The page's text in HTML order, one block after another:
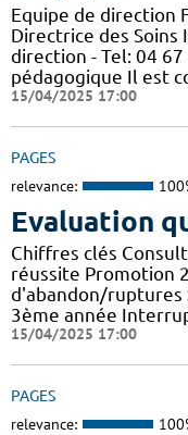
Equipe de direction
Directrice des Soins
direction - Tel: 04
pédagogique Il est
15/04/2025 17:00
PAGES
relevance:
Evaluation
Chiffres clés
réussite Promotion
d'abandon/ruptures
3ème année
15/04/2025 17:00
PAGES
relevance: